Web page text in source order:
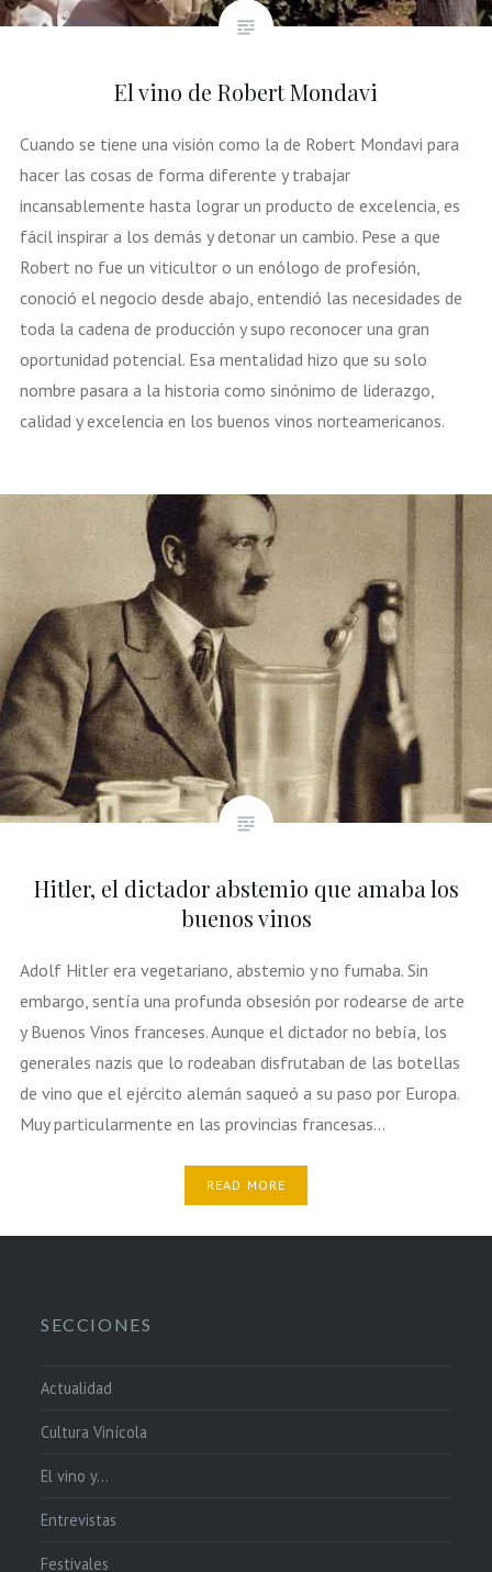
El vino de Robert Mondavi
Cuando se tiene una visión como la de Robert Mondavi para
hacer las cosas de forma diferente y trabajar
incansablemente hasta lograr un producto de excelencia, es
fácil inspirar a los demás y detonar un cambio. Pese a que
Robert no fue un viticultor o un enólogo de profesión,
conoció el negocio desde abajo, entendió las necesidades de
toda la cadena de producción y supo reconocer una gran
oportunidad potencial. Esa mentalidad hizo que su solo
nombre pasara a la historia como sinónimo de liderazgo,
calidad y excelencia en los buenos vinos norteamericanos.
Hitler, el dictador abstemio que amaba los
buenos vinos
Adolf Hitler era vegetariano, abstemio y no fumaba. Sin
embargo, sentía una profunda obsesión por rodearse de arte
y Buenos Vinos franceses. Aunque el dictador no bebía, los
generales nazis que lo rodeaban disfrutaban de las botellas
de vino que el ejército alemán saqueó a su paso por Europa.
Muy particularmente en las provincias francesas…
READ MORE
SECCIONES
Actualidad
Cultura Vinícola
El vino y…
Entrevistas
Festivales